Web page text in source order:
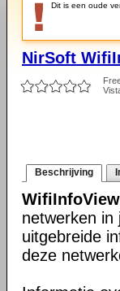
Dit is een oude
NirSoft
Beschrijving
WifiInfoView
netwerken in
uitgebreide
deze